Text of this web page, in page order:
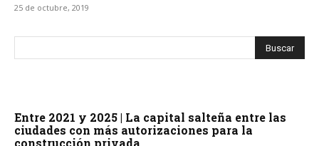
25 de octubre, 2019
Entre 2021 y 2025 | La capital salteña entre las
ciudades con más autorizaciones para la